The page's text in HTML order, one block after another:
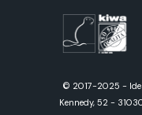
© 2017-2025 -
Kennedy, 52 -